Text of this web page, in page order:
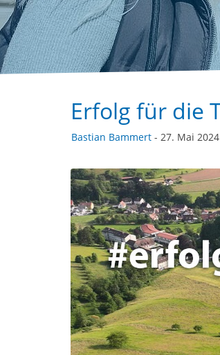
Erfolg für die
Bastian Bammert - 27. Mai